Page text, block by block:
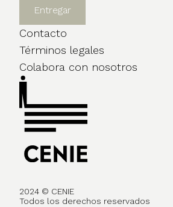
Contacto
Términos legales
Colabora con nosotros
2024 © CENIE
Todos los derechos reservados